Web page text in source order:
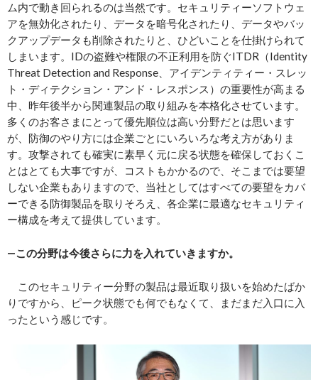
ム内で動き回られるのは当然です。セキュリティーソフトウェ
アを無効化されたり、データを暗号化されたり、データやバッ
クアップデータも削除されたりと、ひどいことを仕掛けられて
しまいます。IDの盗難や権限の不正利用を防ぐITDR（Identity
Threat Detection and Response、アイデンティティー・スレッ
ト・ディテクション・アンド・レスポンス）の重要性が高まる
中、昨年後半から関連製品の取り組みを本格化させています。
多くのお客さまにとって優先順位は高い分野だとは思います
が、防御のやり方には企業ごとにいろいろな考え方がありま
す。攻撃されても確実に素早く元に戻る状態を確保しておくこ
とはとても大事ですが、コストもかかるので、そこまでは要望
しない企業もありますので、当社としてはすべての要望をカバ
ーできる防御製品を取りそろえ、各企業に最適なセキュリティ
ー構成を考えて提供しています。
―この分野は今後さらに力を入れていきますか。
このセキュリティー分野の製品は最近取り扱いを始めたばか
りですから、ピーク状態でも何でもなくて、まだまだ入口に入
ったという感じです。